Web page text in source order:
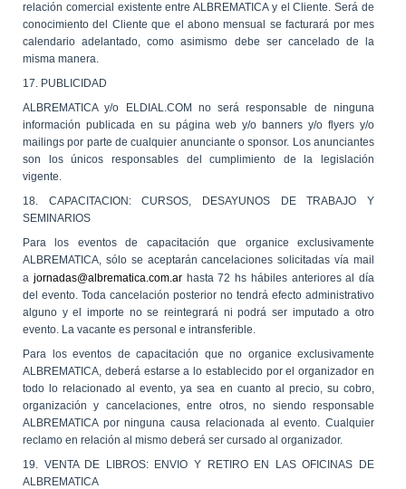
relación comercial existente entre ALBREMATICA y el Cliente. Será de
conocimiento del Cliente que el abono mensual se facturará por mes
calendario adelantado, como asimismo debe ser cancelado de la
misma manera.
17. PUBLICIDAD
ALBREMATICA y/o ELDIAL.COM no será responsable de ninguna
información publicada en su página web y/o banners y/o flyers y/o
mailings por parte de cualquier anunciante o sponsor. Los anunciantes
son los únicos responsables del cumplimiento de la legislación
vigente.
18. CAPACITACION: CURSOS, DESAYUNOS DE TRABAJO Y
SEMINARIOS
Para los eventos de capacitación que organice exclusivamente
ALBREMATICA, sólo se aceptarán cancelaciones solicitadas vía mail
a jornadas@albrematica.com.ar hasta 72 hs hábiles anteriores al día
del evento. Toda cancelación posterior no tendrá efecto administrativo
alguno y el importe no se reintegrará ni podrá ser imputado a otro
evento. La vacante es personal e intransferible.
Para los eventos de capacitación que no organice exclusivamente
ALBREMATICA, deberá estarse a lo establecido por el organizador en
todo lo relacionado al evento, ya sea en cuanto al precio, su cobro,
organización y cancelaciones, entre otros, no siendo responsable
ALBREMATICA por ninguna causa relacionada al evento. Cualquier
reclamo en relación al mismo deberá ser cursado al organizador.
19. VENTA DE LIBROS: ENVIO Y RETIRO EN LAS OFICINAS DE
ALBREMATICA